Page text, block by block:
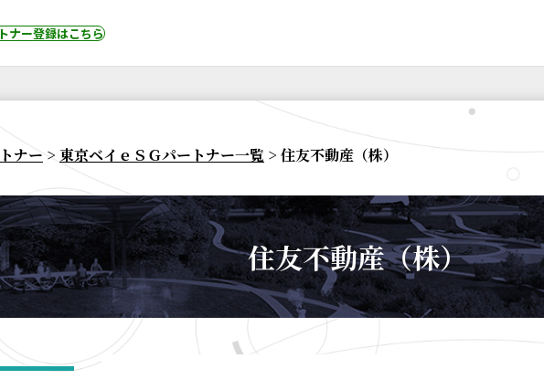
ナー登録はこちら
ナー > 東京ベイｅＳＧパートナー一覧 > 住友不動産（株）
住友不動産（株）